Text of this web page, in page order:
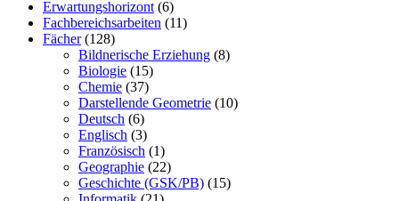
Erwartungshorizont (6)
Fachbereichsarbeiten (11)
Fächer(128)
Bildnerische Erziehung (8)
Biologie (15)
Chemie (37)
Darstellende Geometrie (10)
Deutsch (6)
Englisch (3)
Französisch (1)
Geographie (22)
Geschichte (GSK/PB) (15)